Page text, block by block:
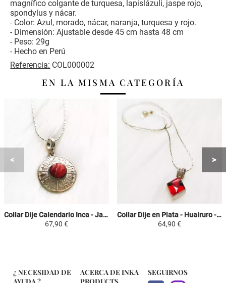
magnífico colgante de turquesa, lapislázuli, jaspe rojo,
spondylus y nácar.
- Color: Azul, morado, nácar, naranja, turquesa y rojo.
- Dimensión: Ajustable desde 45 cm hasta 48 cm
- Peso: 29g
- Hecho en Perú
Referencia: COL000002
EN LA MISMA CATEGORÍA
Collar Dije Calendario Inca - Jasper Rojo - Plata 950 Piedras Naturales
67,90 €
Collar Dije en Plata - Huairuro - Rojo/Negro - Plata 950/1000 Rombo
64,90 €
¿ NECESIDAD DE
AYUDA ?
ACERCA DE INKA
PRODUCTS
SEGUIRNOS